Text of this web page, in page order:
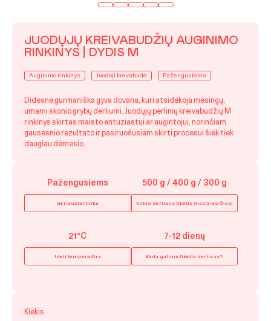
JUODŲJŲ KREIVABUDŽIŲ AUGINIMO
RINKINYS | DYDIS M
Auginimo rinkinys Juodoji krevabudė Pažengusiems
Didesnė gurmaniška gyva dovana, kuri atsidėkoja mėsingų,
umami skonio grybų derliumi. Juodųjų perlinių kreivabudžių M
rinkinys skirtas maisto entuziastui ar augintojui, norinčiam
gausesnio rezultato ir pasiruošusiam skirti procesui šiek tiek
daugiau dėmesio.
Pažengusiems
Geriausiai tinka
500 g / 400 g / 300 g
Kokio derliaus tikėtis (1-as/2-as/3-as)
21°C
Ideli temperatūra
7-12 dienų
Kada galima tikėtis derliaus?
Kiekis